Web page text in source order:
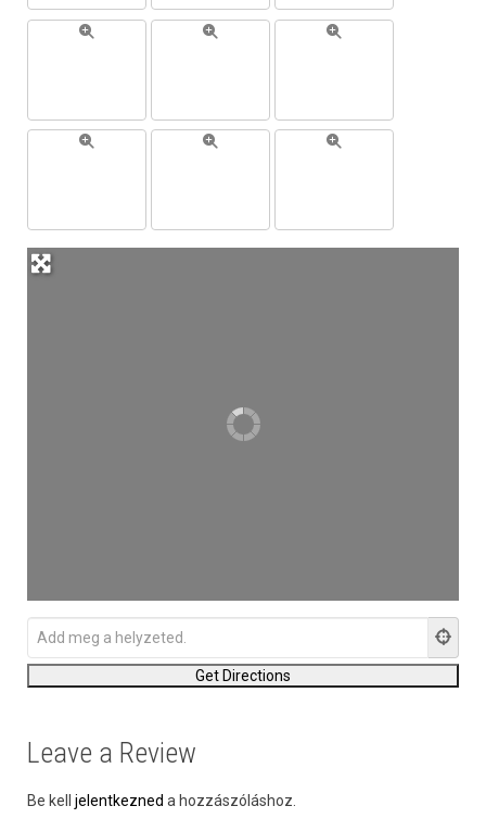
Leave a Review
Be kell jelentkezned a hozzászóláshoz.